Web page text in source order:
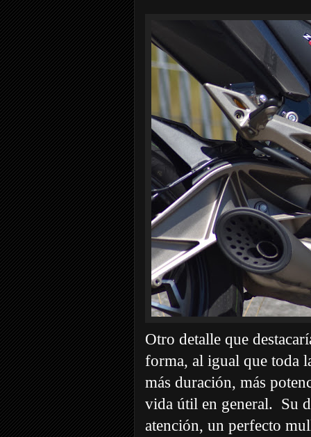
Otro detalle que
forma, al igual que toda
más duración, más
vida útil en general. Su
atención, un perfecto